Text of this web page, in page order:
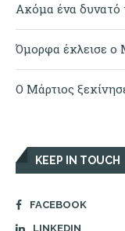
Ακόμα ένα δυνατό
Όμορφα έκλεισε ο
Ο Μάρτιος
KEEP IN TOUCH
FACEBOOK
LINKEDIN